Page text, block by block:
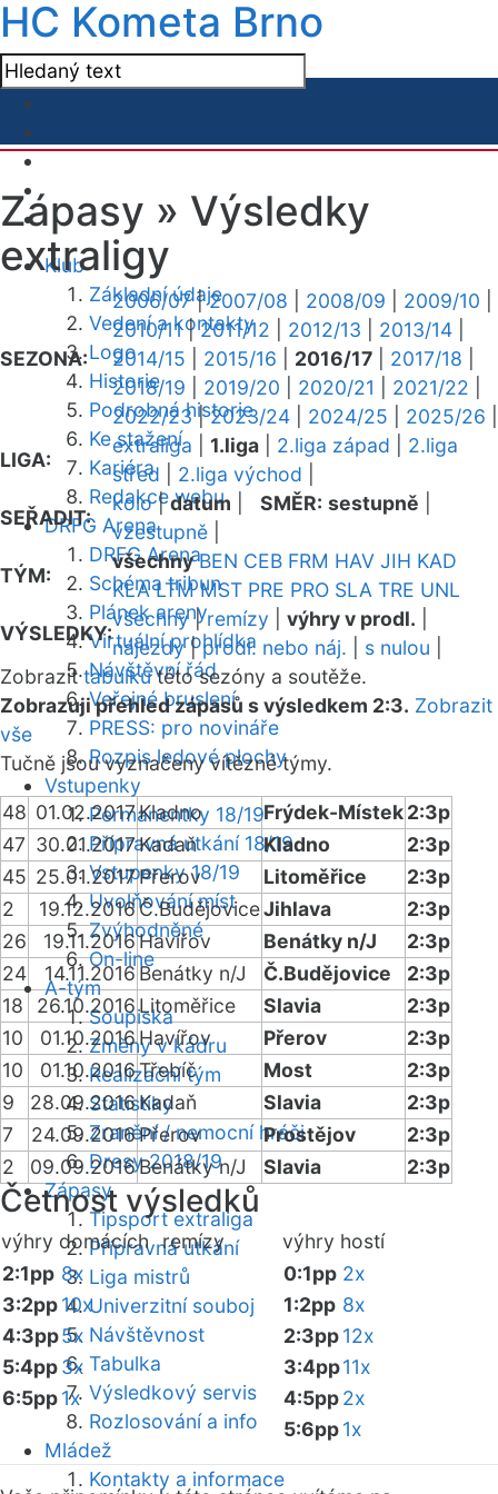
HC Kometa Brno
Klub
Základní údaje
Vedení a kontakty
Logo
Historie
Podrobná historie
Ke stažení
Kariéra
Redakce webu
DRFG Arena
DRFG Arena
Schéma tribun
Plánek areny
Virtuální prohlídka
Návštěvní řád
Veřejné bruslení
PRESS: pro novináře
Rozpis ledové plochy
Vstupenky
Permanentky 18/19
Přípravná utkání 18/19
Vstupenky 18/19
Uvolňování míst
Zvýhodněné
On-line
A-tým
Soupiska
Změny v kádru
Realizační tým
Statistiky
Zranění / nemocní hráči
Dresy 2018/19
Zápasy
Tipsport extraliga
Přípravná utkání
Liga mistrů
Univerzitní souboj
Návštěvnost
Tabulka
Výsledkový servis
Rozlosování a info
Mládež
Kontakty a informace
Zápasy » Výsledky
extraligy
SEZONA:
2006/07|2007/08 2008/09 2009/10
2010/11|2011/12 2012/13 2013/14
2014/15
2015/16 2016/17 2017/18
2018/19
2019/20 2020/21 2021/22
2022/23|2023/24 2024/25 2025/26
LIGA:
extraliga 1.liga 2.liga západ
2.liga
střed
2.liga východ
SEŘADIT:
kolo|datum SMĚR: sestupně
vzestupně
TÝM:
všechny BEN CEB FRM HAV JIH KAD
KLA LTM MST PRE PRO SLA TRE UNL
VÝSLEDKY:
všechny|remízy výhry v prodl.
nájezdy|prodl. nebo náj. s nulou
Zobrazittabulkutéto sezóny a soutěže.
Zobrazuji přehled zápasů s výsledkem 2:3. Zobrazit
vše
Tučně jsou vyznačeny vítězné týmy.
48 01.02.2017Kladno Frýdek-Místek2:3p
47 30.01.2017Kadaň Kladno
2:3p
45 25.01.2017Přerov Litoměřice
2:3p
2
19.12.2016Č.BudějoviceJihlava
2:3p
26
19.11.2016Havířov Benátky n/J
2:3p
24
14.11.2016Benátky n/J Č.Budějovice
2:3p
18
26.10.2016Litoměřice Slavia
2:3p
10
01.10.2016Havířov Přerov
2:3p
10
01.10.2016Třebíč Most
2:3p
9
28.09.2016Kadaň Slavia
2:3p
7
24.09.2016Přerov Prostějov
2:3p
2
09.09.2016Benátky n/J Slavia 2:3p
Četnost výsledků
výhry domácíchremízy výhry hostí
2:1pp 8x
3:2pp10x
4:3pp5x
5:4pp3x
6:5pp1x
0:1pp 2x
1:2pp 8x
2:3pp12x
3:4pp11x
4:5pp2x
5:6pp1x